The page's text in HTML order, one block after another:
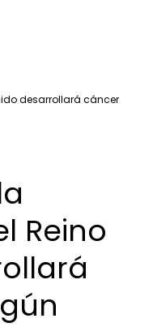
desarrollará cáncer
Reino